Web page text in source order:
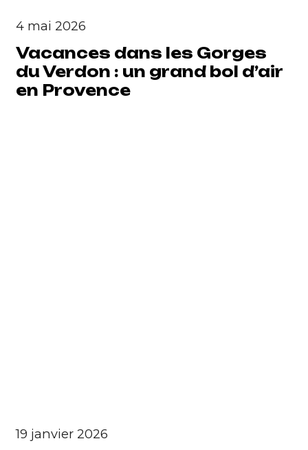
4 mai 2026
Vacances dans les Gorges
du Verdon : un grand bol d’air
en Provence
19 janvier 2026